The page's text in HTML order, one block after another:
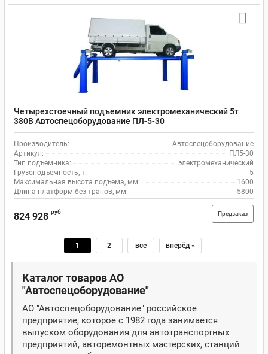
Четырехстоечный подъемник электромеханический 5т
380В Автоспецоборудование ПЛ-5-30
Производитель:
Автоспецоборудование
Артикул:
ПЛ5-30
Тип подъемника:
электромеханический
Грузоподъемность, т:
5
Максимальная высота подъема, мм:
1600
Длина платформ без трапов, мм:
5800
824 928 руб Предзаказ
1 2 все вперёд »
Каталог товаров АО
"Автоспецоборудование"
АО "Автоспецоборудование" российское
предприятие, которое с 1982 года занимается
выпуском оборудования для автотранспортных
предприятий, авторемонтных мастерских, станций